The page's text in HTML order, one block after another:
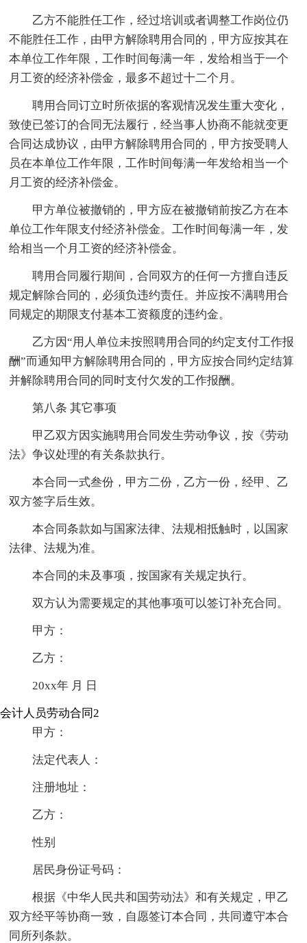
乙方不能胜任工作，经过培训或者调整工作岗位仍
不能胜任工作，由甲方解除聘用合同的，甲方应按其在
本单位工作年限，工作时间每满一年，发给相当于一个
月工资的经济补偿金，最多不超过十二个月。
聘用合同订立时所依据的客观情况发生重大变化，
致使已签订的合同无法履行，经当事人协商不能就变更
合同达成协议，由甲方解除聘用合同的，甲方按受聘人
员在本单位工作年限，工作时间每满一年发给相当一个
月工资的经济补偿金。
甲方单位被撤销的，甲方应在被撤销前按乙方在本
单位工作年限支付经济补偿金。工作时间每满一年，发
给相当一个月工资的经济补偿金。
聘用合同履行期间，合同双方的任何一方擅自违反
规定解除合同的，必须负违约责任。并应按不满聘用合
同规定的期限支付基本工资额度的违约金。
乙方因“用人单位未按照聘用合同的约定支付工作报
酬”而通知甲方解除聘用合同的，甲方应按合同约定结算
并解除聘用合同的同时支付欠发的工作报酬。
第八条 其它事项
甲乙双方因实施聘用合同发生劳动争议，按《劳动
法》争议处理的有关条款执行。
本合同一式叁份，甲方二份，乙方一份，经甲、乙
双方签字后生效。
本合同条款如与国家法律、法规相抵触时，以国家
法律、法规为准。
本合同的未及事项，按国家有关规定执行。
双方认为需要规定的其他事项可以签订补充合同。
甲方：
乙方：
20xx年 月 日
会计人员劳动合同2
甲方：
法定代表人：
注册地址：
乙方：
性别
居民身份证号码：
根据《中华人民共和国劳动法》和有关规定，甲乙
双方经平等协商一致，自愿签订本合同，共同遵守本合
同所列条款。